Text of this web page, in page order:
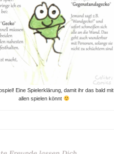
Eine Spielerklärung, damit ihr das bald mit
allen spielen könnt